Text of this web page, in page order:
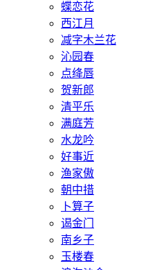
蝶恋花
西江月
减字木兰花
沁园春
点绛唇
贺新郎
清平乐
满庭芳
水龙吟
好事近
渔家傲
朝中措
卜算子
谒金门
南乡子
玉楼春